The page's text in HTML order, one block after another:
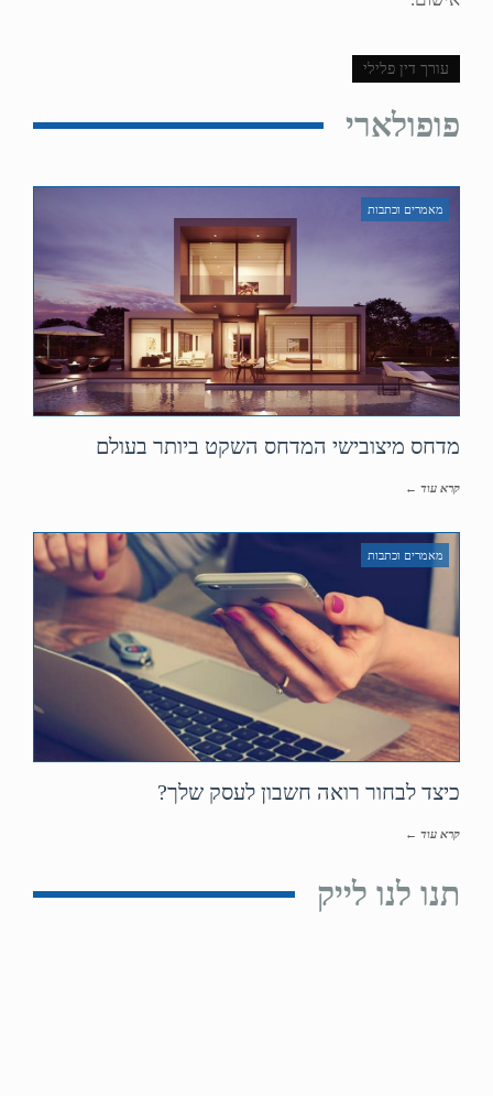
עורך דין פלילי
פופולארי
מאמרים וכתבות
מדחס מיצובישי המדחס השקט ביותר בעולם
קרא עוד ←
מאמרים וכתבות
כיצד לבחור רואה חשבון לעסק שלך?
קרא עוד ←
תנו לנו לייק